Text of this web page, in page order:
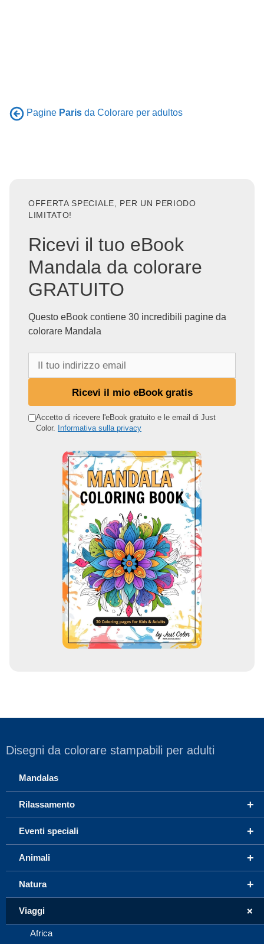
Pagine Paris da Colorare per adultos
OFFERTA SPECIALE, PER UN PERIODO
LIMITATO!
Ricevi il tuo eBook
Mandala da colorare
GRATUITO
Questo eBook contiene 30 incredibili pagine da
colorare Mandala
o
Ricevi il mio eBook gratis
Accetto di ricevere l'eBook gratuito e le email di Just
Color. Informativa sulla privacy
Disegni da colorare stampabili per adulti
Mandalas
+
Rilassamento
+
Eventi speciali
+
Animali
+
Natura
+
Viaggi
Africa